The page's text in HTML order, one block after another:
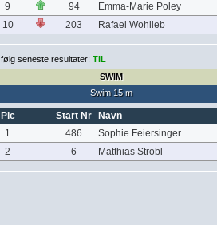
9
94
Emma-Marie Poley
10
203 Rafael Wohlleb
følg seneste resultater: TIL
SWIM
Swim 15 m
Plc Start Nr
Navn
1
486
Sophie Feiersinger
2
6 Matthias Strobl